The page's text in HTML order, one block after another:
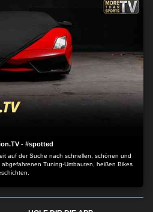
wie sich Franchisenehmer den großen Traum
- #spotted
auf der Suche nach schnellen, schönen und
Tuning-Umbauten, heißen Bikes